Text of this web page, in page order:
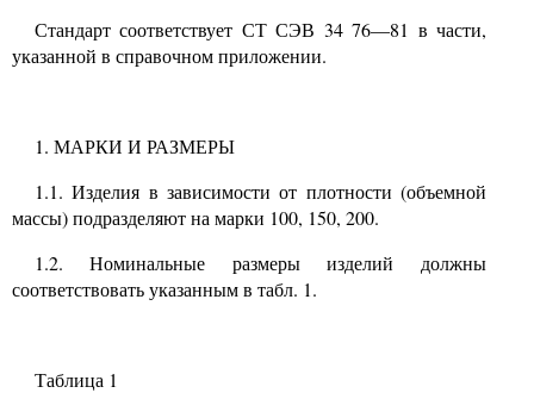
Стандарт соответствует СТ СЭВ 3476—81 в части,
указанной в справочном приложении.
1. МАРКИ И РАЗМЕРЫ
1.1. Изделия в зависимости от плотности (объемной
массы) подразделяют на марки 100, 150, 200.
1.2. Номинальные размеры изделий должны
соответствовать указанным в табл. 1.
Таблица 1